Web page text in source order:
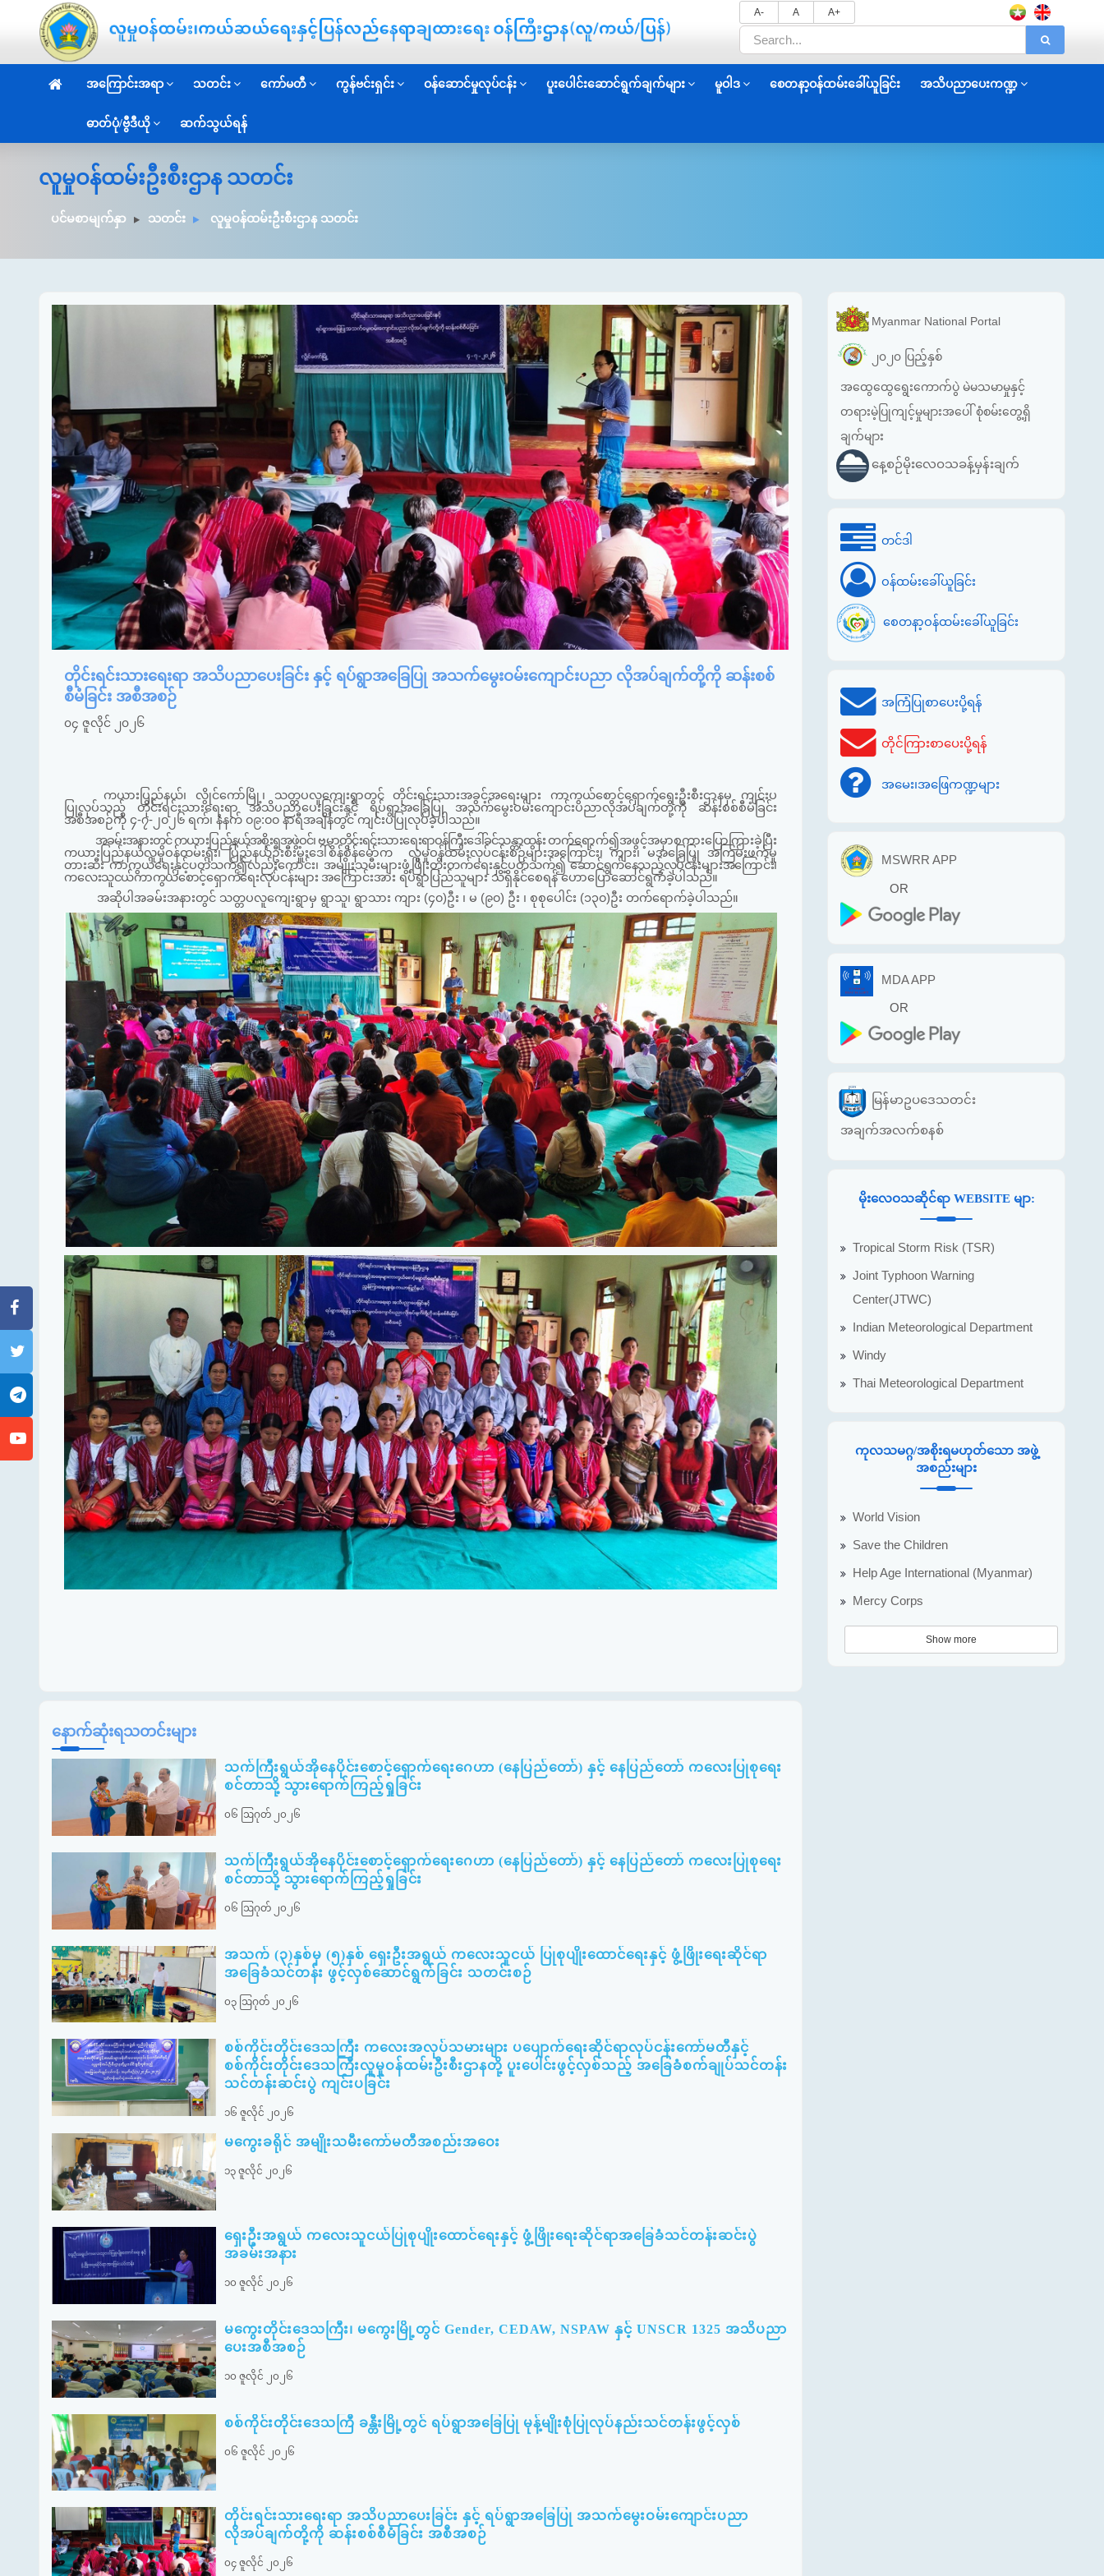
A- A A+
အကြောင်းအရာ သတင်း ကော်မတီ ကွန်ဗင်းရှင်း ဝန်ဆောင်မှုလုပ်ငန်း ပူးပေါင်းဆောင်ရွက်ချက်များ မူဝါဒ စေတနာ့ဝန်ထမ်းခေါ်ယူခြင်း အသိပညာပေးကဏ္ဍ
ဓာတ်ပုံ/ဗွီဒီယို ဆက်သွယ်ရန်
လူမှုဝန်ထမ်းဦးစီးဌာန သတင်း
ပင်မစာမျက်နှာ သတင်း လူမှုဝန်ထမ်းဦးစီးဌာန သတင်း
တိုင်းရင်းသားရေးရာ အသိပညာပေးခြင်း နှင့် ရပ်ရွာအခြေပြု အသက်မွေးဝမ်းကျောင်းပညာ လိုအပ်ချက်တို့ကို ဆန်းစစ်
စီမံခြင်း အစီအစဉ်
၀၄ ဇူလိုင် ၂၀၂၆
ကယားပြည်နယ်၊ လွိုင်ကော်မြို့၊ သတ္တပလူကျေးရွာတွင် တိုင်းရင်းသားအခွင့်အရေးများ ကာကွယ်စောင့်ရှောက်ရေးဦးစီးဌာနမှ ကျင်းပ
ပြုလုပ်သည့် တိုင်းရင်းသားရေးရာ အသိပညာပေးခြင်းနှင့် ရပ်ရွာအခြေပြု အသက်မွေးဝမ်းကျောင်းပညာလိုအပ်ချက်တို့ကို ဆန်းစစ်စီမံခြင်း
အစီအစဉ်ကို ၄-၇-၂၀၂၆ ရက်၊ နံနက် ၀၉:၀၀ နာရီအချိန်တွင် ကျင်းပပြုလုပ်ခဲ့ပါသည်။
အခမ်းအနားတွင် ကယားပြည်နယ်အစိုးရအဖွဲ့ဝင်၊ ဗမာတိုင်းရင်းသားရေးရာဝန်ကြီးဒေါ်ခင်သန္တာထွန်းတက်ရောက်၍အဖွင့်အမှာစကားပြောကြားခဲ့ပြီး
ကယားပြည်နယ်လူမှုဝန်ထမ်းရုံး၊ ပြည်နယ်ဦးစီးမှူးဒေါ်စိန်စိန်မော်က လူမှုဝန်ထမ်းလုပ်ငန်းစဉ်များအကြောင်း၊ ကျား၊ မအခြေပြု အကြမ်းဖက်မှု
တားဆီး ကာကွယ်ရေးနှင့်ပတ်သက်၍လည်းကောင်း၊ အမျိုးသမီးများဖွံ့ဖြိုးတိုးတက်ရေးနှင့်ပတ်သက်၍ဆောင်ရွက်နေသည့်လုပ်ငန်းများအကြောင်း၊
ကလေးသူငယ်ကာကွယ်စောင့်ရှောက်ရေးလုပ်ငန်းများ အကြောင်းအား ရပ်ရွာပြည်သူများ သိရှိနိုင်စေရန် ဟောပြောဆောင်ရွက်ခဲ့ပါသည်။
အဆိုပါအခမ်းအနားတွင် သတ္တပလူကျေးရွာမှ ရွာသူ၊ ရွာသား ကျား (၄၀)ဦး ၊ မ (၉၀) ဦး ၊ စုစုပေါင်း (၁၃၀)ဦး တက်ရောက်ခဲ့ပါသည်။
နောက်ဆုံးရသတင်းများ
သက်ကြီးရွယ်အိုနေပိုင်းစောင့်ရှောက်ရေးဂေဟာ (နေပြည်တော်) နှင့် နေပြည်တော် ကလေးပြုစုရေး
စင်တာသို့ သွားရောက်ကြည့်ရှုခြင်း
၀၆ ဩဂုတ် ၂၀၂၆
သက်ကြီးရွယ်အိုနေပိုင်းစောင့်ရှောက်ရေးဂေဟာ (နေပြည်တော်) နှင့် နေပြည်တော် ကလေးပြုစုရေး
စင်တာသို့ သွားရောက်ကြည့်ရှုခြင်း
၀၆ ဩဂုတ် ၂၀၂၆
အသက် (၃)နှစ်မှ (၅)နှစ် ရှေးဦးအရွယ် ကလေးသူငယ် ပြုစုပျိုးထောင်ရေးနှင့် ဖွံ့ဖြိုးရေးဆိုင်ရာ
အခြေခံသင်တန်း ဖွင့်လှစ်ဆောင်ရွက်ခြင်း သတင်းစဉ်
၀၃ ဩဂုတ် ၂၀၂၆
စစ်ကိုင်းတိုင်းဒေသကြီး ကလေးအလုပ်သမားများ ပပျောက်ရေးဆိုင်ရာလုပ်ငန်းကော်မတီနှင့်
စစ်ကိုင်းတိုင်းဒေသကြီးလူမှုဝန်ထမ်းဦးစီးဌာနတို့ ပူးပေါင်းဖွင့်လှစ်သည့် အခြေခံစက်ချုပ်သင်တန်း
သင်တန်းဆင်းပွဲ ကျင်းပခြင်း
၁၆ ဇူလိုင် ၂၀၂၆
မကွေးခရိုင် အမျိုးသမီးကော်မတီအစည်းအဝေး
၁၃ ဇူလိုင် ၂၀၂၆
ရှေးဦးအရွယ် ကလေးသူငယ်ပြုစုပျိုးထောင်ရေးနှင့် ဖွံ့ဖြိုးရေးဆိုင်ရာအခြေခံသင်တန်းဆင်းပွဲ
အခမ်းအနား
၁၀ ဇူလိုင် ၂၀၂၆
မကွေးတိုင်းဒေသကြီး၊ မကွေးမြို့တွင် Gender, CEDAW, NSPAW နှင့် UNSCR 1325 အသိပညာ
ပေးအစီအစဉ်
၁၀ ဇူလိုင် ၂၀၂၆
စစ်ကိုင်းတိုင်းဒေသကြီ ခန္တီးမြို့တွင် ရပ်ရွာအခြေပြု မုန့်မျိုးစုံပြုလုပ်နည်းသင်တန်းဖွင့်လှစ်
၀၆ ဇူလိုင် ၂၀၂၆
တိုင်းရင်းသားရေးရာ အသိပညာပေးခြင်း နှင့် ရပ်ရွာအခြေပြု အသက်မွေးဝမ်းကျောင်းပညာ
လိုအပ်ချက်တို့ကို ဆန်းစစ်စီမံခြင်း အစီအစဉ်
၀၄ ဇူလိုင် ၂၀၂၆
Myanmar National Portal
၂၀၂၀ ပြည့်နှစ်
အထွေထွေရွေးကောက်ပွဲ မဲမသမာမှုနှင့်
တရားမဲ့ပြုကျင့်မှုများအပေါ် စုံစမ်းတွေ့ရှိ
ချက်များ
နေ့စဉ်မိုးလေဝသခန့်မှန်းချက်
တင်ဒါ
ဝန်ထမ်းခေါ်ယူခြင်း
စေတနာ့ဝန်ထမ်းခေါ်ယူခြင်း
အကြံပြုစာပေးပို့ရန်
တိုင်ကြားစာပေးပို့ရန်
အမေး၊အဖြေကဏ္ဍများ
MSWRR APP
OR
MDA APP
OR
မြန်မာဥပဒေသတင်း
အချက်အလက်စနစ်
မိုးလေဝသဆိုင်ရာ WEBSITE မျာ:
Tropical Storm Risk (TSR)
Joint Typhoon Warning
Center(JTWC)
Indian Meteorological Department
Windy
Thai Meteorological Department
ကုလသမဂ္ဂ/အစိုးရမဟုတ်သော အဖွဲ့
အစည်းများ
World Vision
Save the Children
Help Age International (Myanmar)
Mercy Corps
Show more